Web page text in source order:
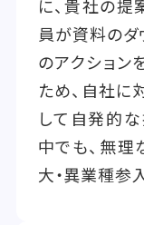
に、貴社の
員が資料の
のアクション
ため、自社
して自発的
中でも、無理
大・異業種参